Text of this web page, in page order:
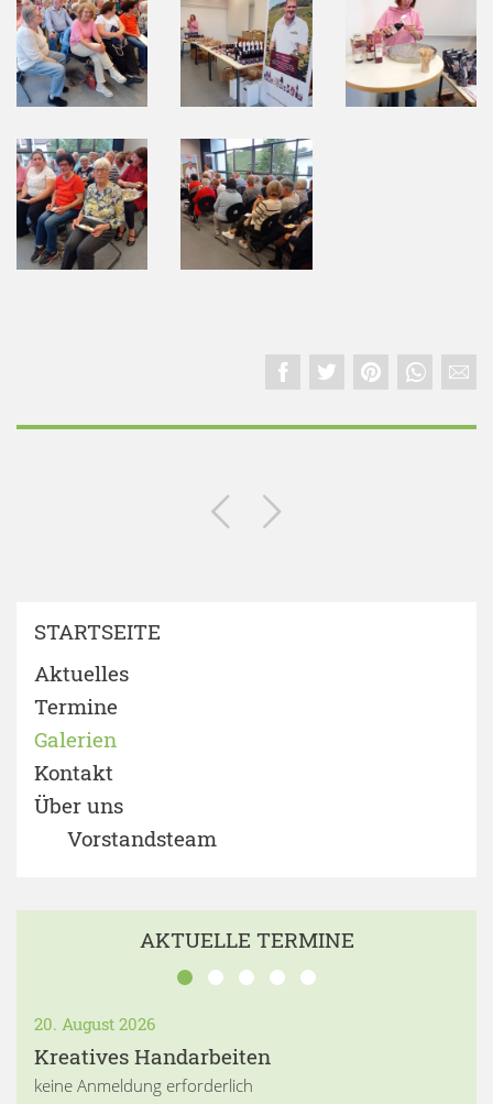
STARTSEITE
Aktuelles
Termine
Galerien
Kontakt
Über uns
Vorstandsteam
AKTUELLE TERMINE
20. August 2026
Kreatives Handarbeiten
keine Anmeldung erforderlich